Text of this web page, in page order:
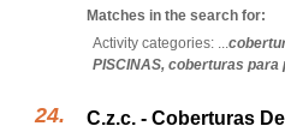
Matches in the search for:
Activity categories: ...
PISCINAS, coberturas para
C.z.c. - Coberturas